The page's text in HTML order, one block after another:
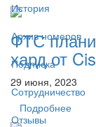
История
Архив номеров
Подписка
Сотрудничество
Отзывы
ФТС
хард от
29 июня, 2023
Подробнее